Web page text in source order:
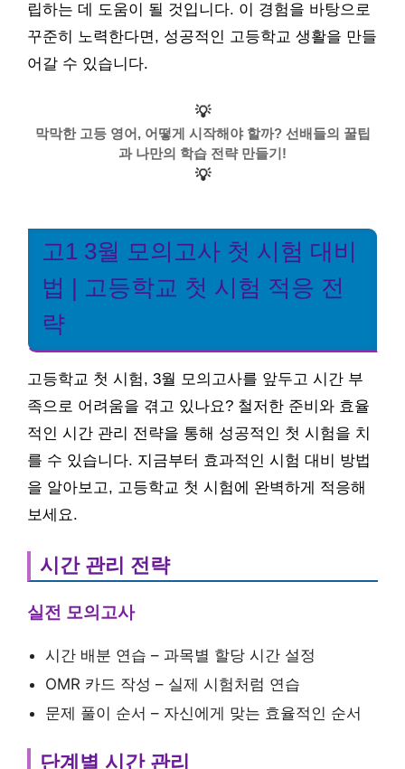
립하는 데 도움이 될 것입니다. 이 경험을 바탕으로
꾸준히 노력한다면, 성공적인 고등학교 생활을 만들
어갈 수 있습니다.
💡
막막한 고등 영어, 어떻게 시작해야 할까? 선배들의 꿀팁
과 나만의 학습 전략 만들기!
💡
고1 3월 모의고사 첫 시험 대비
법 | 고등학교 첫 시험 적응 전
략
고등학교 첫 시험, 3월 모의고사를 앞두고 시간 부
족으로 어려움을 겪고 있나요? 철저한 준비와 효율
적인 시간 관리 전략을 통해 성공적인 첫 시험을 치
를 수 있습니다. 지금부터 효과적인 시험 대비 방법
을 알아보고, 고등학교 첫 시험에 완벽하게 적응해
보세요.
시간 관리 전략
실전 모의고사
시간 배분 연습 – 과목별 할당 시간 설정
OMR 카드 작성 – 실제 시험처럼 연습
문제 풀이 순서 – 자신에게 맞는 효율적인 순서
단계별 시간 관리